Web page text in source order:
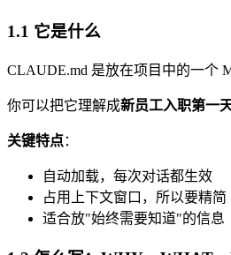
1.1 它是什么
CLAUDE.md 是放在项目中的一个
你可以把它理解成新员工入职第一
关键特点：
自动加载，每次对话都生效
占用上下文窗口，所以要精简
适合放"始终需要知道"的信息